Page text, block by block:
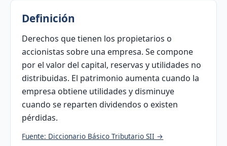
Definición
Derechos que tienen los propietarios o
accionistas sobre una empresa. Se compone
por el valor del capital, reservas y utilidades no
distribuidas. El patrimonio aumenta cuando la
empresa obtiene utilidades y disminuye
cuando se reparten dividendos o existen
pérdidas.
Fuente: Diccionario Básico Tributario SII →